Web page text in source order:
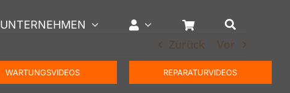
UNTERNEHMEN
WARTUNGSVIDEOS REPARATURVIDEOS
Zurück Vor